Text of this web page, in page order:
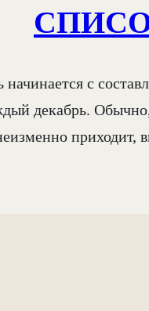
с
декабрь.
приходит,